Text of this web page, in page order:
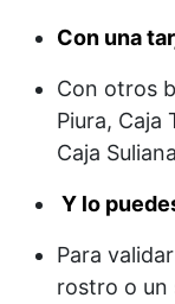
Con una
Con otros
Piura, Caja
Caja
Y lo
Para
rostro o un